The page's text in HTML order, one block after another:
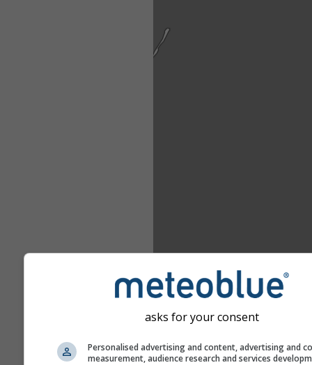
asks for your consent
Personalised advertising and content, advertising and
measurement, audience research and services